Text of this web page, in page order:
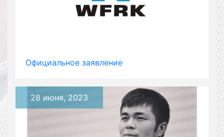
Официальное заявление
28 июня, 2023